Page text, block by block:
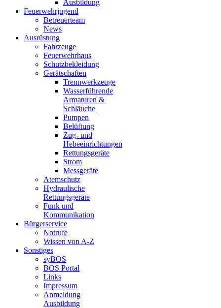
Ausbildung
Feuerwehrjugend
Betreuerteam
News
Ausrüstung
Fahrzeuge
Feuerwehrhaus
Schutzbekleidung
Gerätschaften
Trennwerkzeuge
Wasserführende
Armaturen &
Schläuche
Pumpen
Belüftung
Zug- und
Hebeeinrichtungen
Rettungsgeräte
Strom
Messgeräte
Atemschutz
Hydraulische
Rettungsgeräte
Funk und
Kommunikation
Bürgerservice
Notrufe
Wissen von A-Z
Sonstiges
syBOS
BOS Portal
Links
Impressum
Anmeldung
Ausbildung